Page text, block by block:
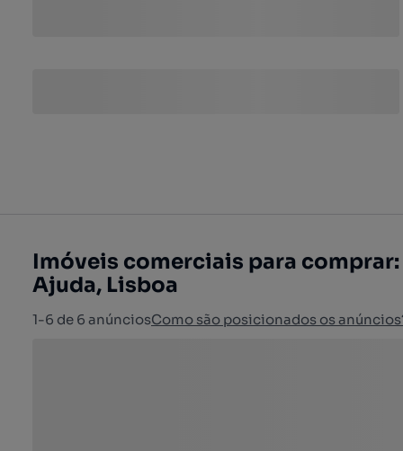
Imóveis comerciais para
Ajuda, Lisboa
1-6 de 6 anúnciosComo são posicionados os